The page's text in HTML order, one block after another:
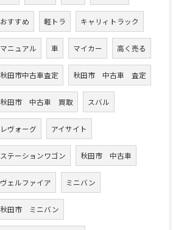
おすすめ 軽トラ キャリィトラック
マニュアル 車 マイカー 高く売る
秋田市中古車査定 秋田市 中古車 査定
秋田市 中古車 買取 スバル
レヴォーグ アイサイト
ステーションワゴン 秋田市 中古車
ヴェルファイア ミニバン
秋田市 ミニバン